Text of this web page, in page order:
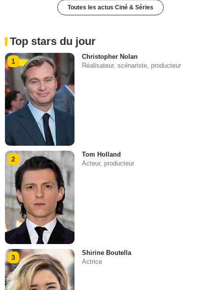
Toutes les actus Ciné & Séries
Top stars du jour
1
Christopher Nolan
Réalisateur, scénariste, producteur
2
Tom Holland
Acteur, producteur
3
Shirine Boutella
Actrice